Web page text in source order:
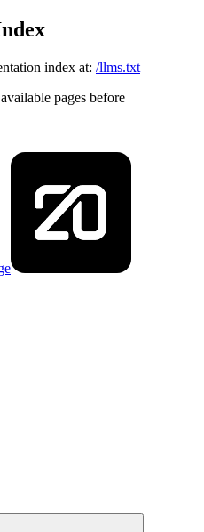
index at: /llms.txt
pages before